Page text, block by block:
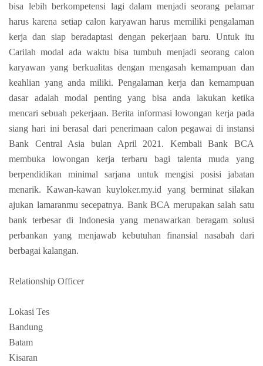
bisa lebih berkompetensi lagi dalam menjadi seorang pelamar
harus karena setiap calon karyawan harus memiliki pengalaman
kerja dan siap beradaptasi dengan pekerjaan baru. Untuk itu
Carilah modal ada waktu bisa tumbuh menjadi seorang calon
karyawan yang berkualitas dengan mengasah kemampuan dan
keahlian yang anda miliki. Pengalaman kerja dan kemampuan
dasar adalah modal penting yang bisa anda lakukan ketika
mencari sebuah pekerjaan. Berita informasi lowongan kerja pada
siang hari ini berasal dari penerimaan calon pegawai di instansi
Bank Central Asia bulan April 2021. Kembali Bank BCA
membuka lowongan kerja terbaru bagi talenta muda yang
berpendidikan minimal sarjana untuk mengisi posisi jabatan
menarik. Kawan-kawan kuyloker.my.id yang berminat silakan
ajukan lamaranmu secepatnya. Bank BCA merupakan salah satu
bank terbesar di Indonesia yang menawarkan beragam solusi
perbankan yang menjawab kebutuhan finansial nasabah dari
berbagai kalangan.
Relationship Officer
Lokasi Tes
Bandung
Batam
Kisaran